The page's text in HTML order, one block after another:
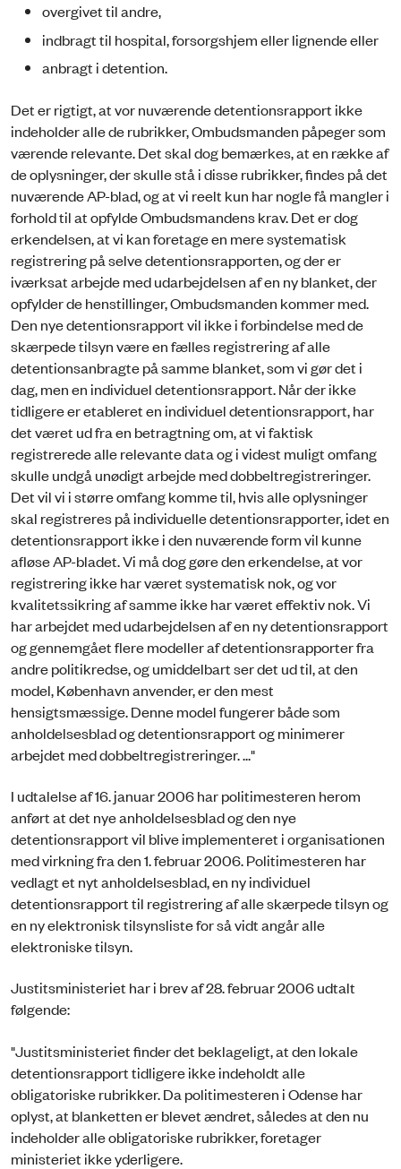
overgivet til andre,
indbragt til hospital, forsorgshjem eller lignende eller
anbragt i detention.
Det er rigtigt, at vor nuværende detentionsrapport ikke
indeholder alle de rubrikker, Ombudsmanden påpeger som
værende relevante. Det skal dog bemærkes, at en række af
de oplysninger, der skulle stå i disse rubrikker, findes på det
nuværende AP-blad, og at vi reelt kun har nogle få mangler i
forhold til at opfylde Ombudsmandens krav. Det er dog
erkendelsen, at vi kan foretage en mere systematisk
registrering på selve detentionsrapporten, og der er
iværksat arbejde med udarbejdelsen af en ny blanket, der
opfylder de henstillinger, Ombudsmanden kommer med.
Den nye detentionsrapport vil ikke i forbindelse med de
skærpede tilsyn være en fælles registrering af alle
detentionsanbragte på samme blanket, som vi gør det i
dag, men en individuel detentionsrapport. Når der ikke
tidligere er etableret en individuel detentionsrapport, har
det været ud fra en betragtning om, at vi faktisk
registrerede alle relevante data og i videst muligt omfang
skulle undgå unødigt arbejde med dobbeltregistreringer.
Det vil vi i større omfang komme til, hvis alle oplysninger
skal registreres på individuelle detentionsrapporter, idet en
detentionsrapport ikke i den nuværende form vil kunne
afløse AP-bladet. Vi må dog gøre den erkendelse, at vor
registrering ikke har været systematisk nok, og vor
kvalitetssikring af samme ikke har været effektiv nok. Vi
har arbejdet med udarbejdelsen af en ny detentionsrapport
og gennemgået flere modeller af detentionsrapporter fra
andre politikredse, og umiddelbart ser det ud til, at den
model, København anvender, er den mest
hensigtsmæssige. Denne model fungerer både som
anholdelsesblad og detentionsrapport og minimerer
arbejdet med dobbeltregistreringer. ..."
I udtalelse af 16. januar 2006 har politimesteren herom
anført at det nye anholdelsesblad og den nye
detentionsrapport vil blive implementeret i organisationen
med virkning fra den 1. februar 2006. Politimesteren har
vedlagt et nyt anholdelsesblad, en ny individuel
detentionsrapport til registrering af alle skærpede tilsyn og
en ny elektronisk tilsynsliste for så vidt angår alle
elektroniske tilsyn.
Justitsministeriet har i brev af 28. februar 2006 udtalt
følgende:
"Justitsministeriet finder det beklageligt, at den lokale
detentionsrapport tidligere ikke indeholdt alle
obligatoriske rubrikker. Da politimesteren i Odense har
oplyst, at blanketten er blevet ændret, således at den nu
indeholder alle obligatoriske rubrikker, foretager
ministeriet ikke yderligere.